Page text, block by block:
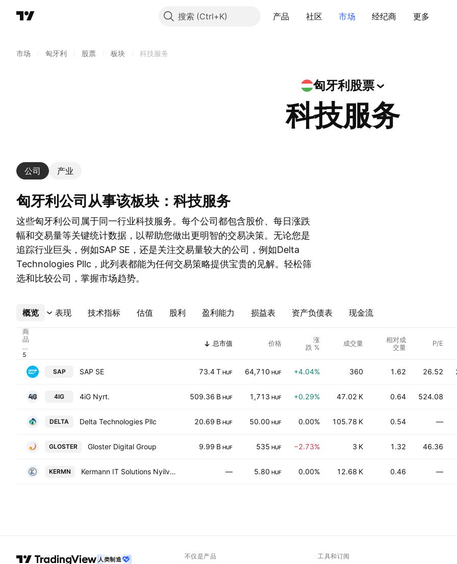
搜索 产品 社区 市场 经纪商 更多
市场 匈牙利 股票 板块 科技服务
匈牙利股票
科技服务
公司 产业
匈牙利公司从事该板块：科技服务
这些匈牙利公司属于同一行业科技服务。每个公司都包含股价、每日涨跌
幅和交易量等关键统计数据，以帮助您做出更明智的交易决策。无论您是
追踪行业巨头，例如SAP SE，还是关注交易量较大的公司，例如Delta
Technologies Pllc，此列表都能为任何交易策略提供宝贵的见解。轻松筛
选和比较公司，掌握市场趋势。
概览 表现 技术指标 估值 股利 盈利能力 损益表 资产负债表 现金流
更多
商
品
代
码
总市值 价格
涨
跌 %
成交量
相对成
交量
P/E
SAP SAP SE 73.4 T HUF 64,710 HUF +4.04% 360 1.62 26.52
4IG 4iG Nyrt. 509.36 B HUF 1,713 HUF +0.29% 47.02 K 0.64 524.08
DELTA Delta Technologies Pllc 20.69 B HUF 50.00 HUF 0.00% 105.78 K 0.54 —
GLOSTER Gloster Digital Group 9.99 B HUF 535 HUF −2.73% 3 K 1.32 46.36
KERMN Kermann IT Solutions Nyilvanosan Mukodo Reszvenytarsasag — 5.80 HUF 0.00% 12.68 K 0.46 —
人类制造 不仅是产品 工具和订阅